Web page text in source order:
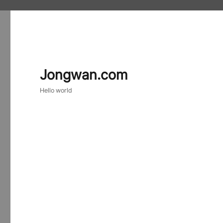
Jongwan.com
Hello world